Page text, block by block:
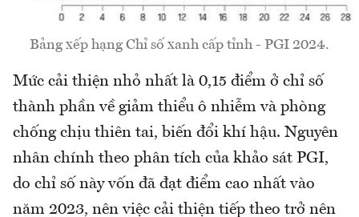
Bảng xếp hạng Chỉ số xanh cấp tỉnh - PGI 2024.
Mức cải thiện nhỏ nhất là 0,15 điểm ở chỉ số
thành phần về giảm thiểu ô nhiễm và phòng
chống chịu thiên tai, biến đổi khí hậu. Nguyên
nhân chính theo phân tích của khảo sát PGI,
do chỉ số này vốn đã đạt điểm cao nhất vào
năm 2023, nên việc cải thiện tiếp theo trở nên